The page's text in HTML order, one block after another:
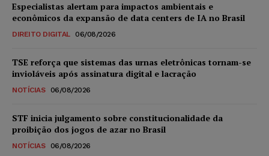
Especialistas alertam para impactos ambientais e
econômicos da expansão de data centers de IA no Brasil
DIREITO DIGITAL 06/08/2026
TSE reforça que sistemas das urnas eletrônicas tornam-se
invioláveis após assinatura digital e lacração
NOTÍCIAS 06/08/2026
STF inicia julgamento sobre constitucionalidade da
proibição dos jogos de azar no Brasil
NOTÍCIAS 06/08/2026